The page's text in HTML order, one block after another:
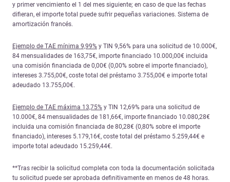
y primer vencimiento el 1 del mes siguiente; en caso de que las fechas
difieran, el importe total puede sufrir pequeñas variaciones. Sistema de
amortización francés.
Ejemplo de TAE mínima 9,99% y TIN 9,56% para una solicitud de 10.000€,
84 mensualidades de 163,75€, importe financiado 10.000,00€ incluida
una comisión financiada de 0,00€ (0,00% sobre el importe financiado),
intereses 3.755,00€, coste total del préstamo 3.755,00€ e importe total
adeudado 13.755,00€.
Ejemplo de TAE máxima 13,75% y TIN 12,69% para una solicitud de
10.000€, 84 mensualidades de 181,66€, importe financiado 10.080,28€
incluida una comisión financiada de 80,28€ (0,80% sobre el importe
financiado), intereses 5.179,16€, coste total del préstamo 5.259,44€ e
importe total adeudado 15.259,44€.
**Tras recibir la solicitud completa con toda la documentación solicitada
tu solicitud puede ser aprobada definitivamente en menos de 48 horas.